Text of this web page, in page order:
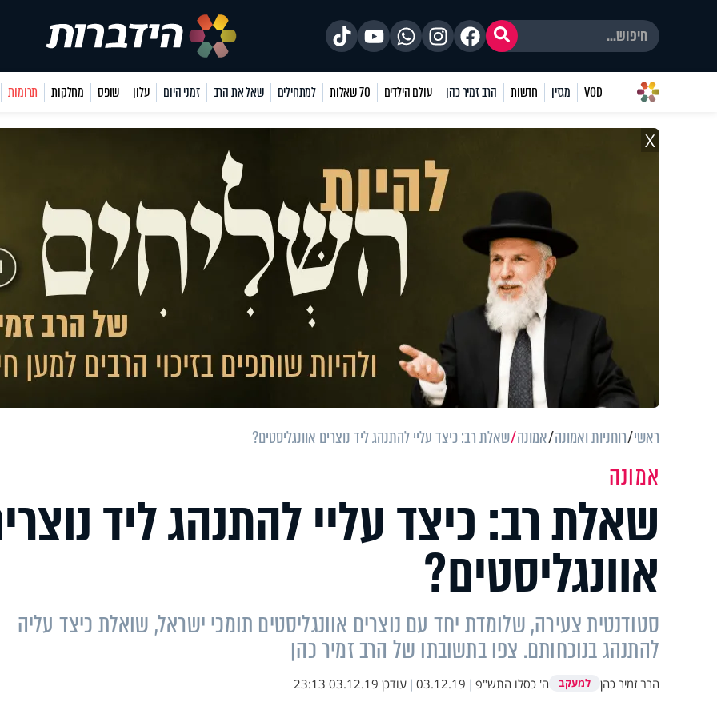
VOD מגזין חדשות הרב זמיר כהן עולם הילדים 70 שאלות למתחילים שאל את הרב זמני היום עלון שופס מחלקות תרומות
X
ראשי רוחניות ואמונה אמונה שאלת רב: כיצד עליי להתנהג ליד נוצרים אוונגליסטים?
אמונה
שאלת רב: כיצד עליי להתנהג ליד
אוונגליסטים?
סטודנטית צעירה, שלומדת יחד עם נוצרים אוונגליסטים תומכי ישראל, שואלת כיצד עליה
להתנהג בנוכחותם. צפו בתשובתו של הרב זמיר כהן
הרב זמיר כהן למעקב ה' כסלו התש"פ |
03.12.19
| עודכן 03.12.19 23:13